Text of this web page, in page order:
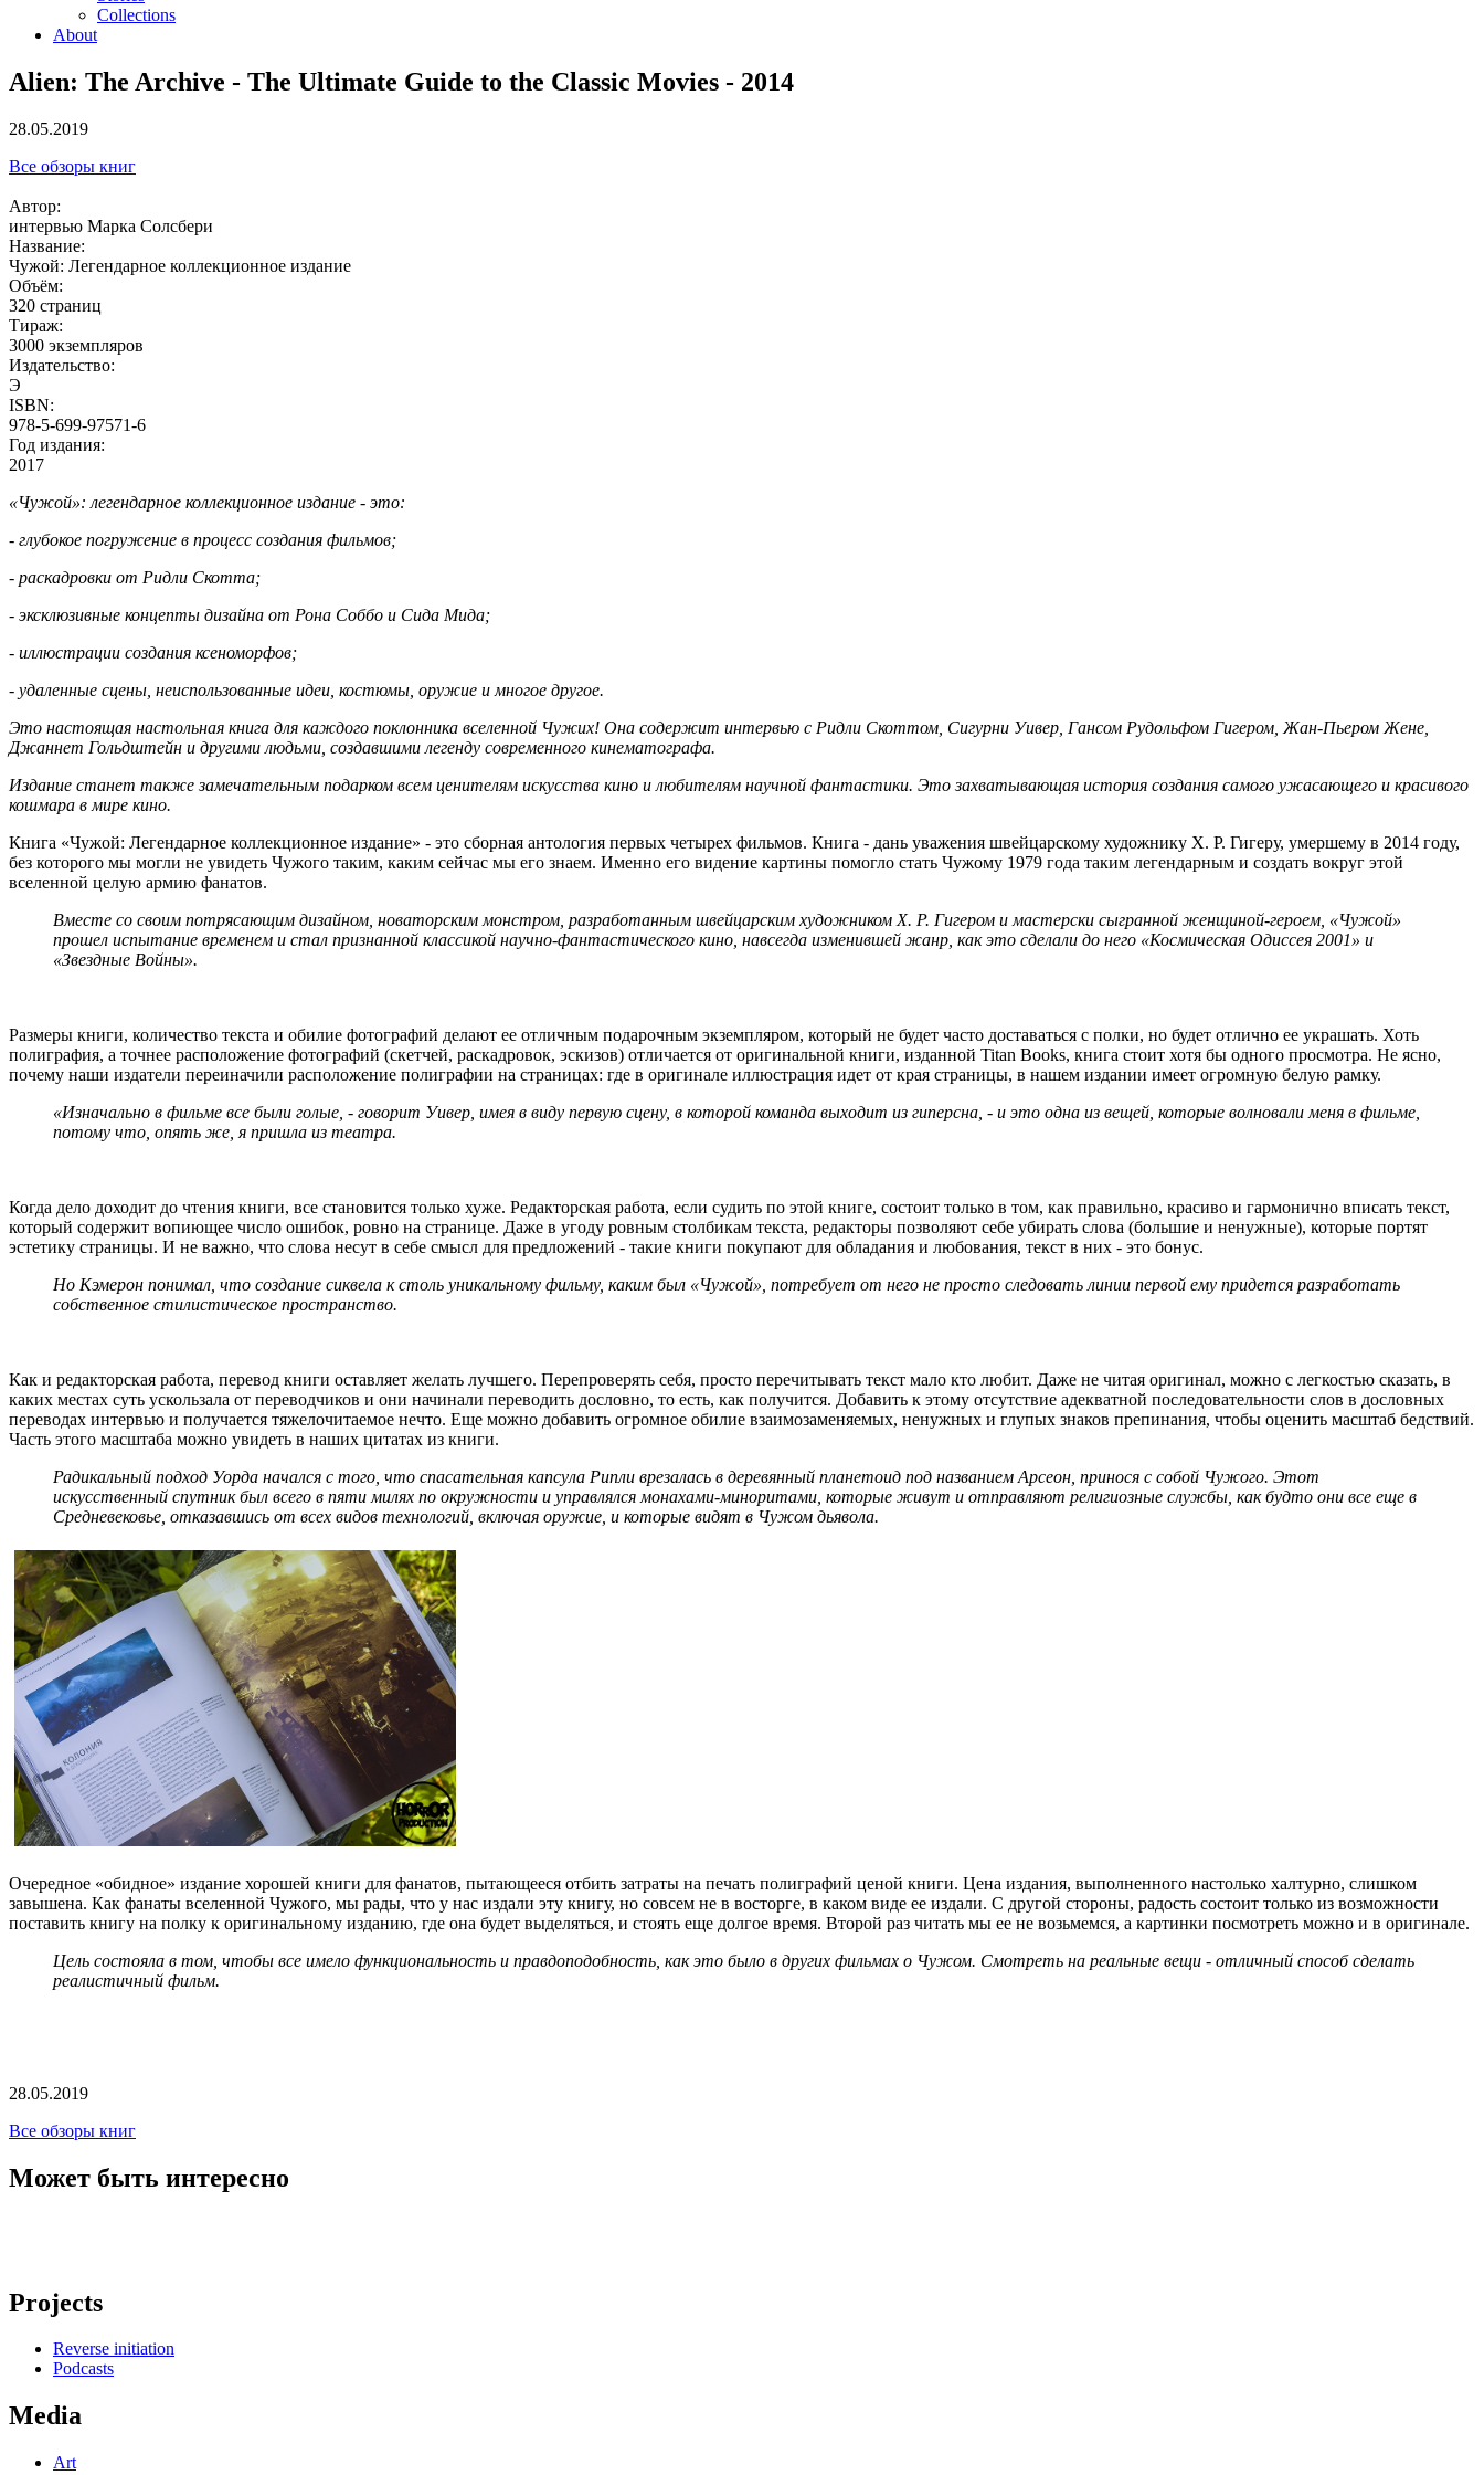
Collections
About
Alien: The Archive - The Ultimate Guide to the Classic Movies - 2014
28.05.2019
Все обзоры книг
Автор:
интервью Марка Солсбери
Название:
Чужой: Легендарное коллекционное издание
Объём:
320 страниц
Тираж:
3000 экземпляров
Издательство:
Э
ISBN:
978-5-699-97571-6
Год издания:
2017
«Чужой»: легендарное коллекционное издание - это:
- глубокое погружение в процесс создания фильмов;
- раскадровки от Ридли Скотта;
- эксклюзивные концепты дизайна от Рона Соббо и Сида Мида;
- иллюстрации создания ксеноморфов;
- удаленные сцены, неиспользованные идеи, костюмы, оружие и многое другое.
Это настоящая настольная книга для каждого поклонника вселенной Чужих! Она содержит интервью с Ридли Скоттом, Сигурни Уивер, Гансом Рудольфом Гигером, Жан-Пьером Жене,
Джаннет Гольдштейн и другими людьми, создавшими легенду современного кинематографа.
Издание станет также замечательным подарком всем ценителям искусства кино и любителям научной фантастики. Это захватывающая история создания самого ужасающего и красивого
кошмара в мире кино.
Книга «Чужой: Легендарное коллекционное издание» - это сборная антология первых четырех фильмов. Книга - дань уважения швейцарскому художнику Х. Р. Гигеру, умершему в 2014 году,
без которого мы могли не увидеть Чужого таким, каким сейчас мы его знаем. Именно его видение картины помогло стать Чужому 1979 года таким легендарным и создать вокруг этой
вселенной целую армию фанатов.
Вместе со своим потрясающим дизайном, новаторским монстром, разработанным швейцарским художником Х. Р. Гигером и мастерски сыгранной женщиной-героем, «Чужой»
прошел испытание временем и стал признанной классикой научно-фантастического кино, навсегда изменившей жанр, как это сделали до него «Космическая Одиссея 2001» и
«Звездные Войны».
Размеры книги, количество текста и обилие фотографий делают ее отличным подарочным экземпляром, который не будет часто доставаться с полки, но будет отлично ее украшать. Хоть
полиграфия, а точнее расположение фотографий (скетчей, раскадровок, эскизов) отличается от оригинальной книги, изданной Titan Books, книга стоит хотя бы одного просмотра. Не ясно,
почему наши издатели переиначили расположение полиграфии на страницах: где в оригинале иллюстрация идет от края страницы, в нашем издании имеет огромную белую рамку.
«Изначально в фильме все были голые, - говорит Уивер, имея в виду первую сцену, в которой команда выходит из гиперсна, - и это одна из вещей, которые волновали меня в фильме,
потому что, опять же, я пришла из театра.
Когда дело доходит до чтения книги, все становится только хуже. Редакторская работа, если судить по этой книге, состоит только в том, как правильно, красиво и гармонично вписать текст,
который содержит вопиющее число ошибок, ровно на странице. Даже в угоду ровным столбикам текста, редакторы позволяют себе убирать слова (большие и ненужные), которые портят
эстетику страницы. И не важно, что слова несут в себе смысл для предложений - такие книги покупают для обладания и любования, текст в них - это бонус.
Но Кэмерон понимал, что создание сиквела к столь уникальному фильму, каким был «Чужой», потребует от него не просто следовать линии первой ему придется разработать
собственное стилистическое пространство.
Как и редакторская работа, перевод книги оставляет желать лучшего. Перепроверять себя, просто перечитывать текст мало кто любит. Даже не читая оригинал, можно с легкостью сказать, в
каких местах суть ускользала от переводчиков и они начинали переводить дословно, то есть, как получится. Добавить к этому отсутствие адекватной последовательности слов в дословных
переводах интервью и получается тяжелочитаемое нечто. Еще можно добавить огромное обилие взаимозаменяемых, ненужных и глупых знаков препинания, чтобы оценить масштаб бедствий.
Часть этого масштаба можно увидеть в наших цитатах из книги.
Радикальный подход Уорда начался с того, что спасательная капсула Рипли врезалась в деревянный планетоид под названием Арсеон, принося с собой Чужого. Этот
искусственный спутник был всего в пяти милях по окружности и управлялся монахами-миноритами, которые живут и отправляют религиозные службы, как будто они все еще в
Средневековье, отказавшись от всех видов технологий, включая оружие, и которые видят в Чужом дьявола.
Очередное «обидное» издание хорошей книги для фанатов, пытающееся отбить затраты на печать полиграфий ценой книги. Цена издания, выполненного настолько халтурно, слишком
завышена. Как фанаты вселенной Чужого, мы рады, что у нас издали эту книгу, но совсем не в восторге, в каком виде ее издали. С другой стороны, радость состоит только из возможности
поставить книгу на полку к оригинальному изданию, где она будет выделяться, и стоять еще долгое время. Второй раз читать мы ее не возьмемся, а картинки посмотреть можно и в оригинале.
Цель состояла в том, чтобы все имело функциональность и правдоподобность, как это было в других фильмах о Чужом. Смотреть на реальные вещи - отличный способ сделать
реалистичный фильм.
28.05.2019
Все обзоры книг
Может быть интересно
Projects
Reverse initiation
Podcasts
Media
Art